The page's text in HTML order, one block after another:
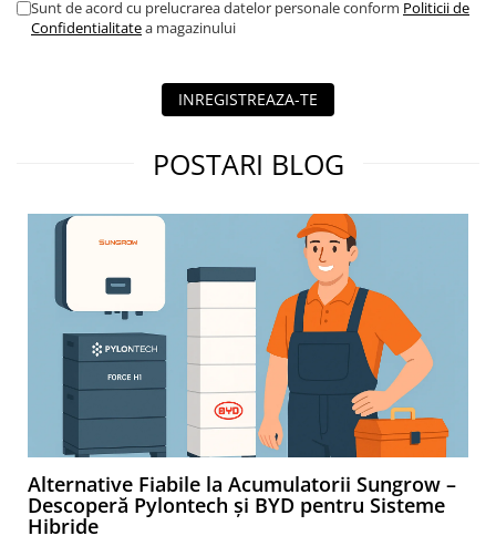
Sunt de acord cu prelucrarea datelor personale conform Politicii de
Confidentialitatea magazinului
INREGISTREAZA-TE
POSTARI BLOG
Alternative Fiabile la Acumulatorii Sungrow –
Descoperă Pylontech și BYD pentru Sisteme
Hibride